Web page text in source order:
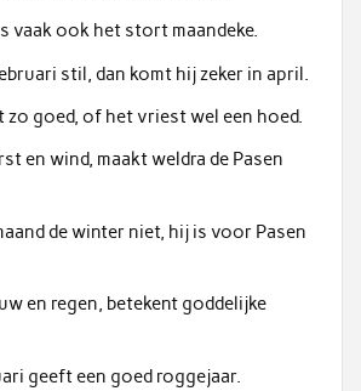
vaak ook het stort maandeke.
stil, dan komt hij zeker in april.
zo goed, of het vriest wel een hoed.
en wind, maakt weldra de Pasen
de winter niet, hij is voor Pasen
en regen, betekent goddelijke
geeft een goed roggejaar.